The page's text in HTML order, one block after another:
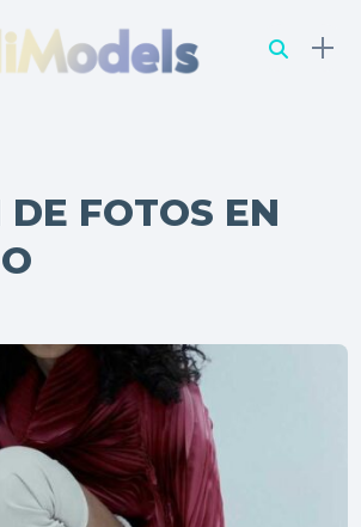
DE FOTOS EN